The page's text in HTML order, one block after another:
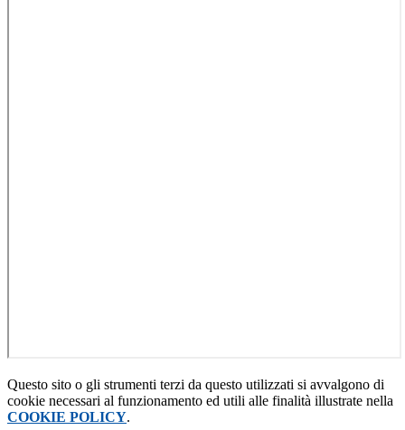
Questo sito o gli strumenti terzi da questo utilizzati si avvalgono di
cookie necessari al funzionamento ed utili alle finalità illustrate nella
COOKIE POLICY.